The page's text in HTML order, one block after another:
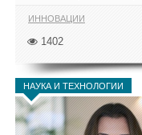
ИННОВАЦИИ
1402
НАУКА И ТЕХНОЛОГИИ